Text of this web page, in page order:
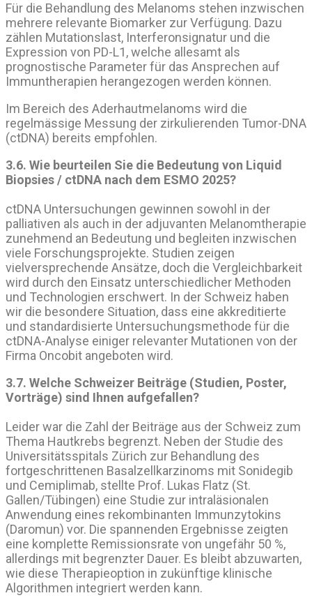
Für die Behandlung des Melanoms stehen inzwischen
mehrere relevante Biomarker zur Verfügung. Dazu
zählen Mutationslast, Interferonsignatur und die
Expression von PD-L1, welche allesamt als
prognostische Parameter für das Ansprechen auf
Immuntherapien herangezogen werden können.
Im Bereich des Aderhautmelanoms wird die
regelmässige Messung der zirkulierenden Tumor-DNA
(ctDNA) bereits empfohlen.
3.6. Wie beurteilen Sie die Bedeutung von Liquid
Biopsies / ctDNA nach dem ESMO 2025?
ctDNA Untersuchungen gewinnen sowohl in der
palliativen als auch in der adjuvanten Melanomtherapie
zunehmend an Bedeutung und begleiten inzwischen
viele Forschungsprojekte. Studien zeigen
vielversprechende Ansätze, doch die Vergleichbarkeit
wird durch den Einsatz unterschiedlicher Methoden
und Technologien erschwert. In der Schweiz haben
wir die besondere Situation, dass eine akkreditierte
und standardisierte Untersuchungsmethode für die
ctDNA-Analyse einiger relevanter Mutationen von der
Firma Oncobit angeboten wird.
3.7. Welche Schweizer Beiträge (Studien, Poster,
Vorträge) sind Ihnen aufgefallen?
Leider war die Zahl der Beiträge aus der Schweiz zum
Thema Hautkrebs begrenzt. Neben der Studie des
Universitätsspitals Zürich zur Behandlung des
fortgeschrittenen Basalzellkarzinoms mit Sonidegib
und Cemiplimab, stellte Prof. Lukas Flatz (St.
Gallen/Tübingen) eine Studie zur intraläsionalen
Anwendung eines rekombinanten Immunzytokins
(Daromun) vor. Die spannenden Ergebnisse zeigten
eine komplette Remissionsrate von ungefähr 50 %,
allerdings mit begrenzter Dauer. Es bleibt abzuwarten,
wie diese Therapieoption in zukünftige klinische
Algorithmen integriert werden kann.